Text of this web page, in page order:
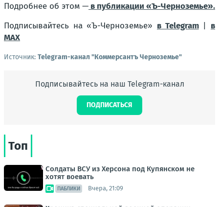
Подробнее об этом — в публикации «Ъ-Черноземье».
Подписывайтесь на «Ъ-Черноземье» в Telegram| в
MAX
Источник: Telegram-канал "Коммерсантъ Черноземье"
Подписывайтесь на наш Telegram-канал
ПОДПИСАТЬСЯ
Топ
Солдаты ВСУ из Херсона под Купянском не
хотят воевать
ПАБЛИКИ Вчера, 21:09